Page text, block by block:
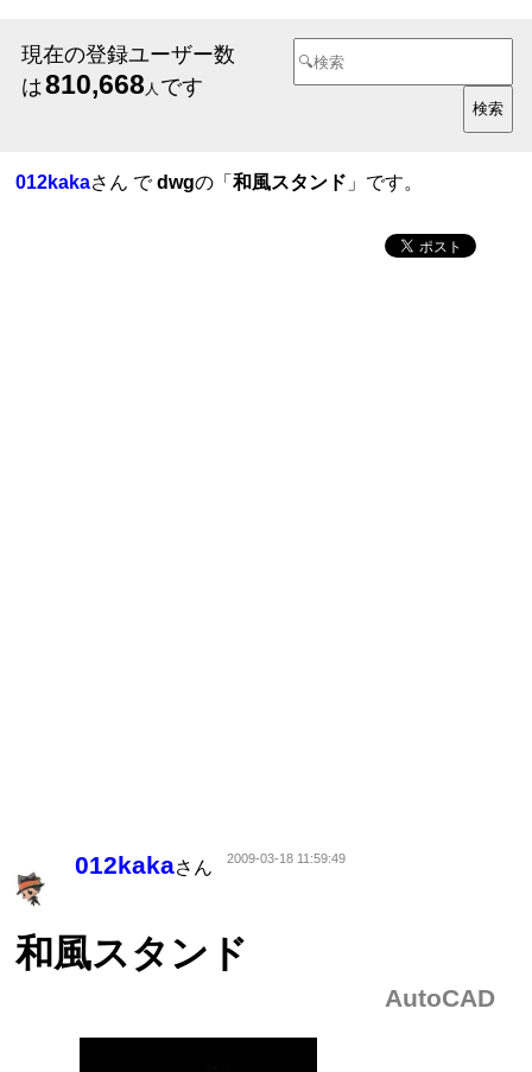
現在の登録ユーザー数
は810,668 人 です
012kakaさん でdwgの「和風スタンド 」です。
012kakaさん 2009-03-18 11:59:49
和風スタンド
AutoCAD